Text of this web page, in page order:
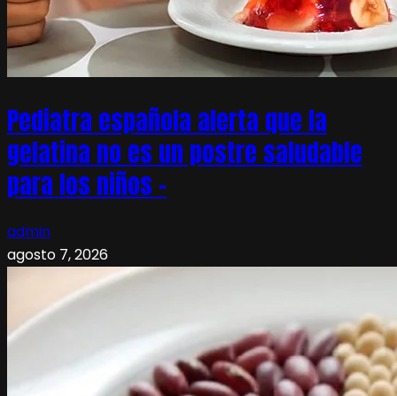
Pediatra española alerta que la
gelatina no es un postre saludable
para los niños –
admin
agosto 7, 2026